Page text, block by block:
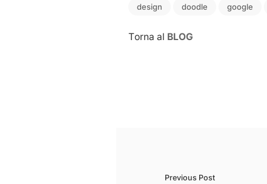
design doodle google
Torna al BLOG
Previous Post